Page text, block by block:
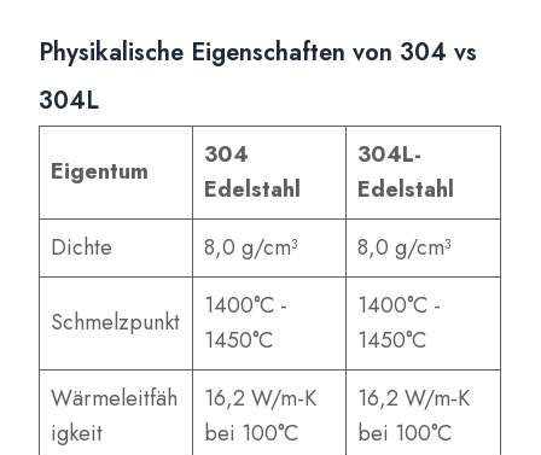
Physikalische Eigenschaften von 304 vs
304L
Eigentum
304
Edelstahl
304L-
Edelstahl
Dichte
8,0 g/cm³ 8,0 g/cm³
Schmelzpunkt
1400°C -
1450°C
1400°C -
1450°C
Wärmeleitfäh
igkeit
16,2 W/m-K
bei 100°C
16,2 W/m-K
bei 100°C